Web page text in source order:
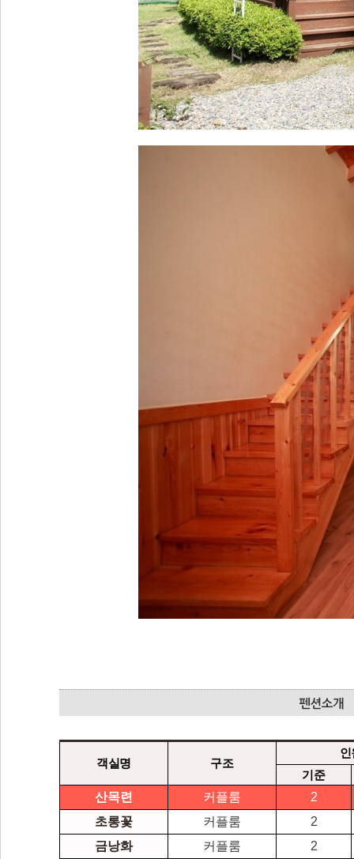
객실명 구조
인
기준
산목련
커플룸
2
초롱꽃
커플룸
2
금낭화
커플룸 2